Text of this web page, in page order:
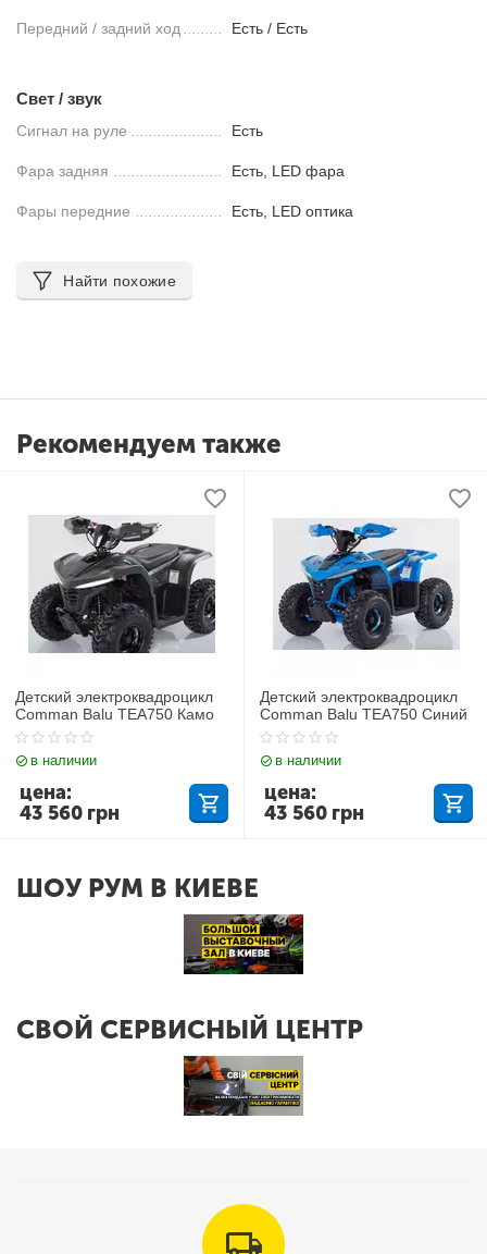
Передний / задний ход Есть / Есть
Свет / звук
Сигнал на руле Есть
Фара задняя Есть, LED фара
Фары передние Есть, LED оптика
Найти похожие
Рекомендуем также
Детский электроквадроцикл
Comman Balu TEA750 Камо
в наличии
43 560 грн
цена:
Детский электроквадроцикл
Comman Balu TEA750 Синий
в наличии
43 560 грн
цена:
ШОУ РУМ В КИЕВЕ
СВОЙ СЕРВИСНЫЙ ЦЕНТР